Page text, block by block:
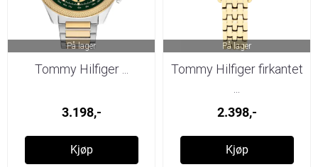
På lager
Tommy Hilfiger ...
3.198,-
Kjøp
På lager
Tommy Hilfiger firkantet
...
2.398,-
Kjøp